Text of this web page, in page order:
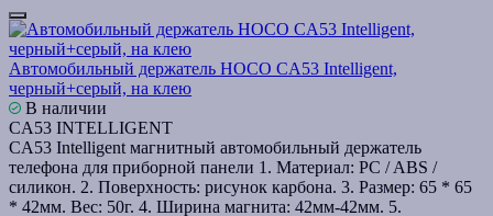
Автомобильный держатель HOCO CA53 Intelligent,
черный+серый, на клею
В наличии
CA53 INTELLIGENT
CA53 Intelligent магнитный автомобильный держатель
телефона для приборной панели 1. Материал: PC / ABS /
силикон. 2. Поверхность: рисунок карбона. 3. Размер: 65 * 65
* 42мм. Вес: 50г. 4. Ширина магнита: 42мм-42мм. 5.